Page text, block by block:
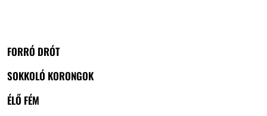
FORRÓ DRÓT
SOKKOLÓ KORONGOK
ÉLŐ FÉM